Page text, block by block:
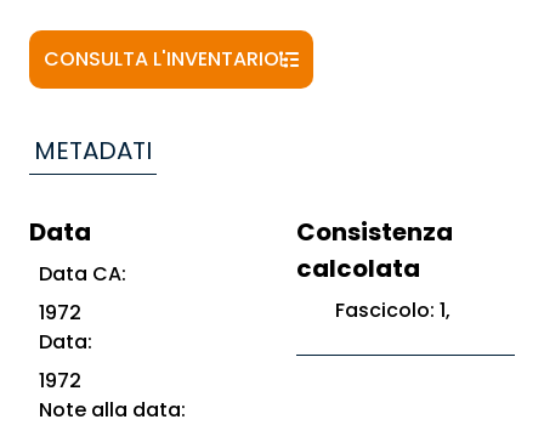
CONSULTA L'INVENTARIO
METADATI
Data
Data CA:
1972
Data:
1972
Note alla data:
Consistenza
calcolata
Fascicolo: 1,